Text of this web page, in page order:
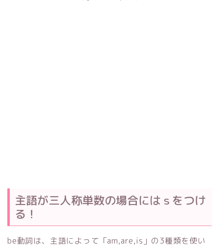
主語が三人称単数の場合にはｓをつけ
る！
be動詞は、主語によって「am,are,is」の3種類を使い